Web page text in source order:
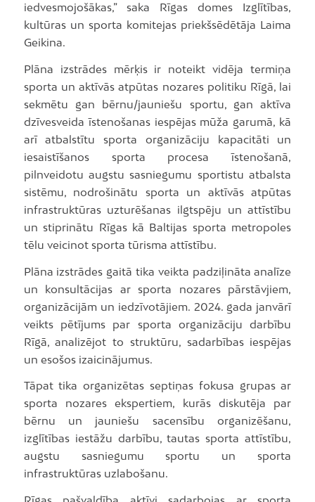
iedvesmojošākas,” saka Rīgas domes Izglītības,
kultūras un sporta komitejas priekšsēdētāja Laima
Geikina.
Plāna izstrādes mērķis ir noteikt vidēja termiņa
sporta un aktīvās atpūtas nozares politiku Rīgā, lai
sekmētu gan bērnu/jauniešu sportu, gan aktīva
dzīvesveida īstenošanas iespējas mūža garumā, kā
arī atbalstītu sporta organizāciju kapacitāti un
iesaistīšanos sporta procesa īstenošanā,
pilnveidotu augstu sasniegumu sportistu atbalsta
sistēmu, nodrošinātu sporta un aktīvās atpūtas
infrastruktūras uzturēšanas ilgtspēju un attīstību
un stiprinātu Rīgas kā Baltijas sporta metropoles
tēlu veicinot sporta tūrisma attīstību.
Plāna izstrādes gaitā tika veikta padziļināta analīze
un konsultācijas ar sporta nozares pārstāvjiem,
organizācijām un iedzīvotājiem. 2024. gada janvārī
veikts pētījums par sporta organizāciju darbību
Rīgā, analizējot to struktūru, sadarbības iespējas
un esošos izaicinājumus.
Tāpat tika organizētas septiņas fokusa grupas ar
sporta nozares ekspertiem, kurās diskutēja par
bērnu un jauniešu sacensību organizēšanu,
izglītības iestāžu darbību, tautas sporta attīstību,
augstu sasniegumu sportu un sporta
infrastruktūras uzlabošanu.